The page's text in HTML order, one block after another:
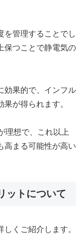
を管理することでし
保つことで静電気の
効果的で、インフル
果が得られます。
理想で、これ以上
高まる可能性が高い
ットについて
くご紹介します。